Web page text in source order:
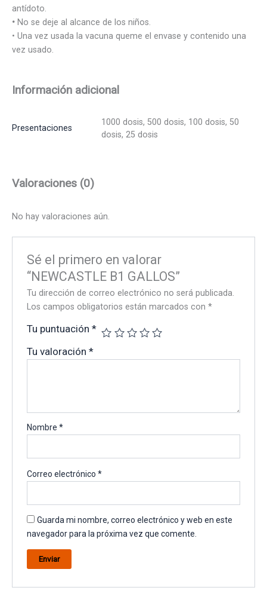
antídoto.
• No se deje al alcance de los niños.
• Una vez usada la vacuna queme el envase y contenido una
vez usado.
Información adicional
Presentaciones
1000 dosis, 500 dosis, 100 dosis, 50
dosis, 25 dosis
Valoraciones (0)
No hay valoraciones aún.
Sé el primero en valorar
“NEWCASTLE B1 GALLOS”
Tu dirección de correo electrónico no será publicada.
Los campos obligatorios están marcados con *
Tu puntuación *
Tu valoración *
Nombre *
Correo electrónico *
Guarda mi nombre, correo electrónico y web en este
navegador para la próxima vez que comente.